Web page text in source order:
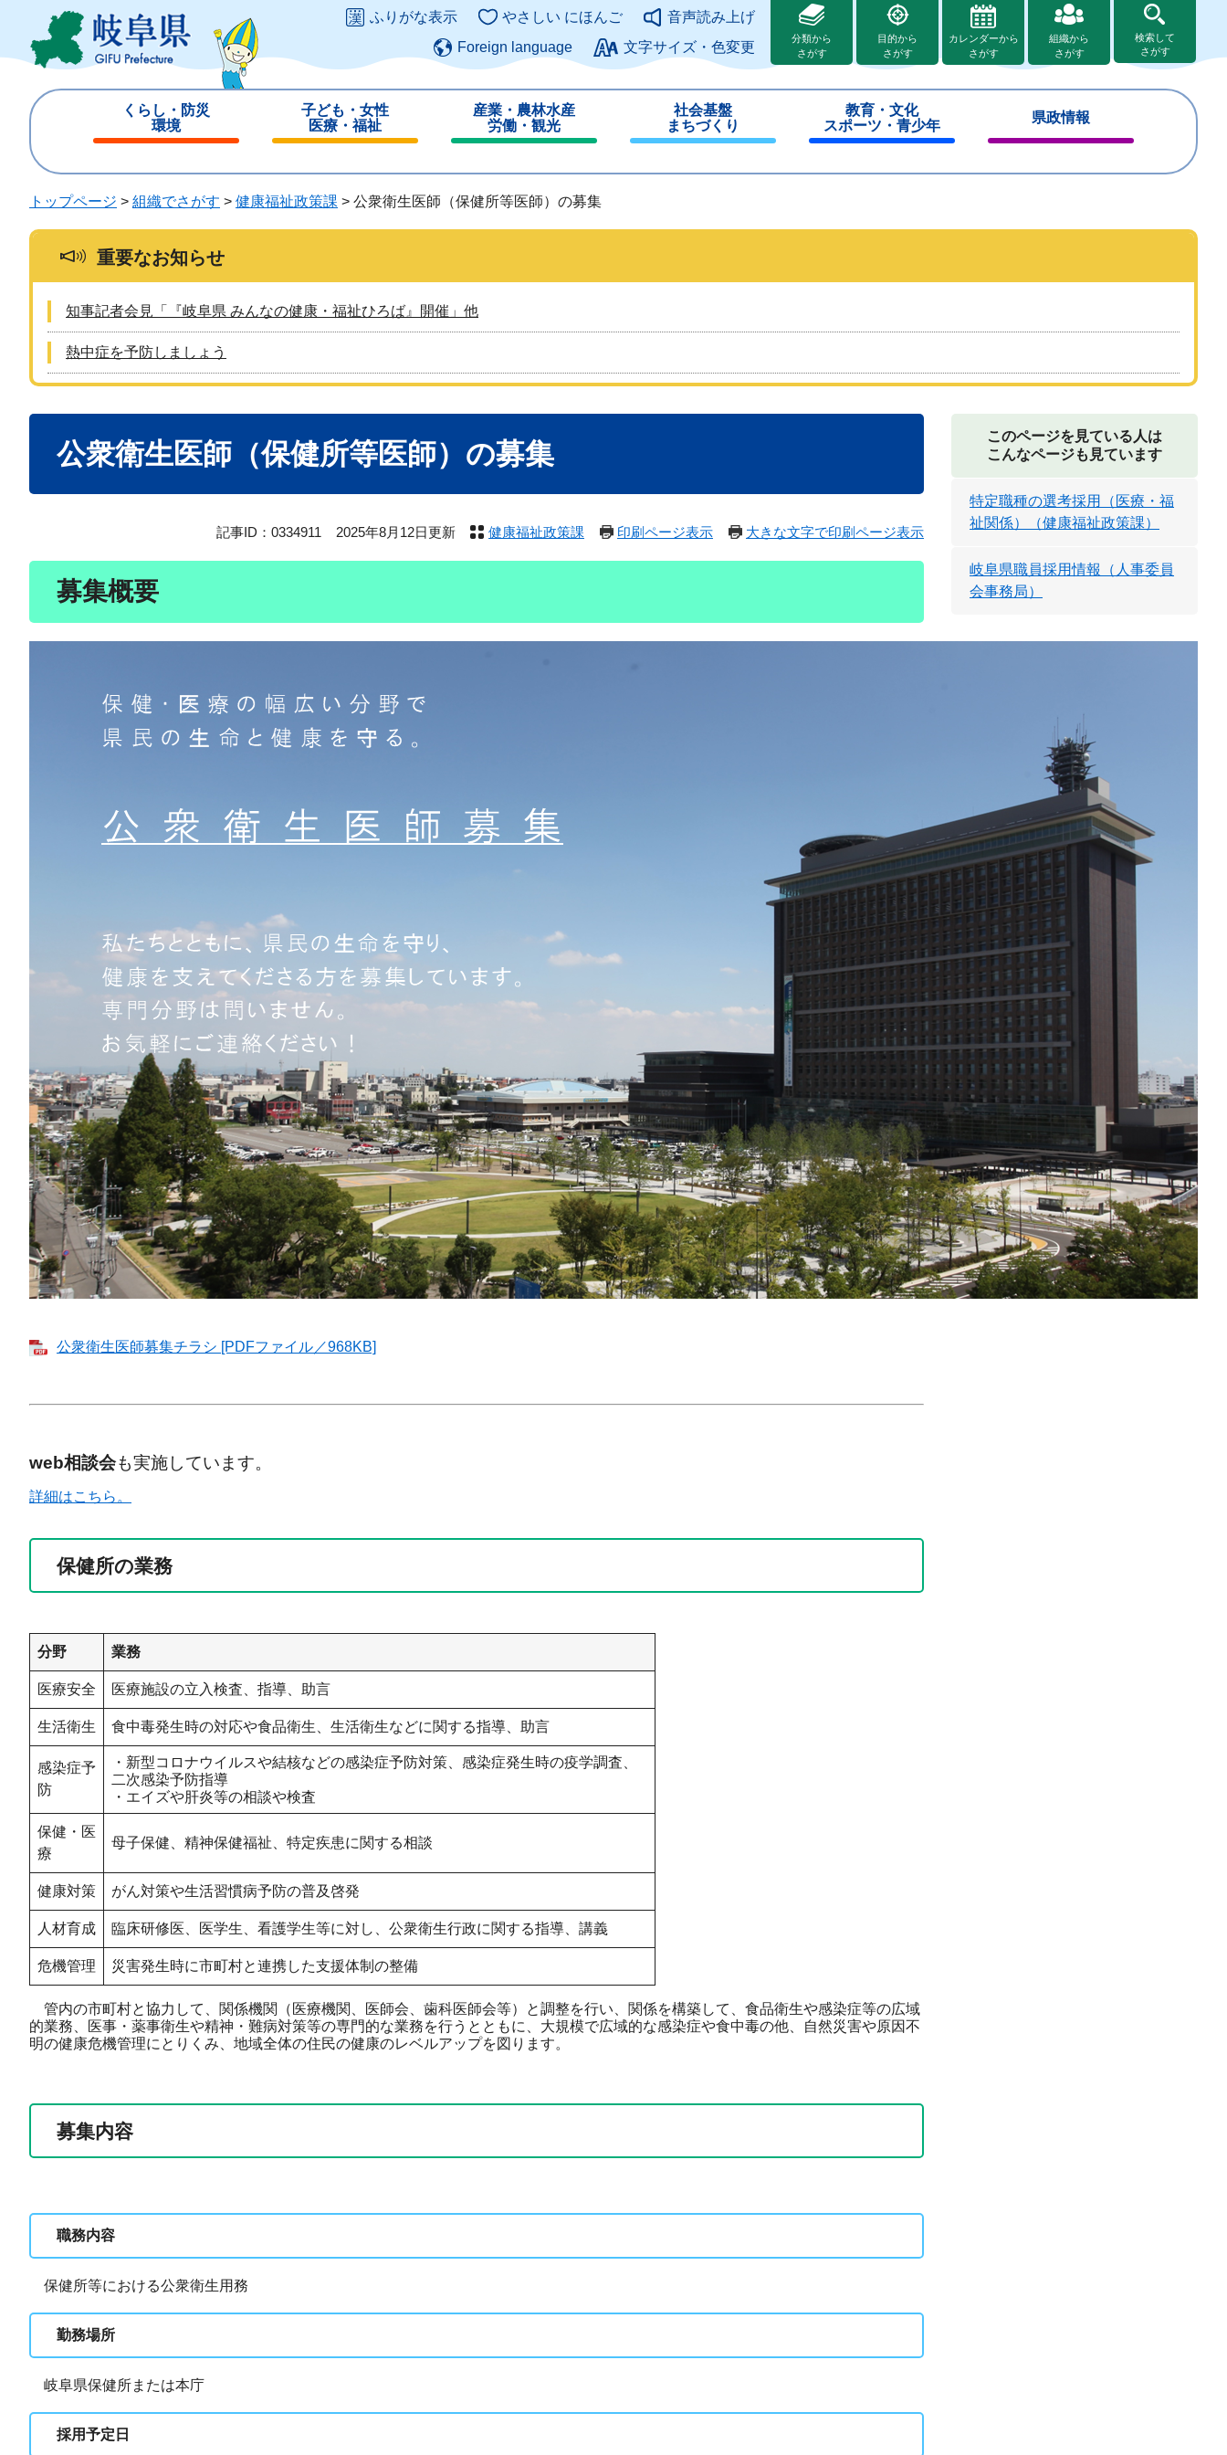
ジ
ュ
このページの本文へ
ふりがな表示 やさしい にほんご
音声読み上げ
Foreign language
文字サイズ・色変更
分類から
さがす
目的から
さがす
カレンダーから
さがす
組織から
さがす
検索して
さがす
くらし・防災
環境
じ
子ども・女性
医療・福祉
じ
る
産業・農林水産
労働・観光
じ
る
社会基盤
まちづくり
じ
教育・文化
スポーツ・青少年
じ
県政情報
じ
トップページ > 組織でさがす > 健康福祉政策課 > 公衆衛生医師（保健所等医師）の募集
重要なお知らせ
知事記者会見「『岐阜県 みんなの健康・福祉ひろば』開催」他
熱中症を予防しましょう
公衆衛生医師（保健所等医師）の募集
記事ID：0334911 2025年8月12日更新 健康福祉政策課 印刷ページ表示 大きな文字で印刷ページ表示
募集概要
公衆衛生医師募集チラシ [PDFファイル／968KB]
web相談会も実施しています。
詳細はこちら。
保健所の業務
分野 業務
医療安全 医療施設の立入検査、指導、助言
生活衛生 食中毒発生時の対応や食品衛生、生活衛生などに関する指導、助言
感染症予
防
・新型コロナウイルスや結核などの感染症予防対策、感染症発生時の疫学調査、
二次感染予防指導
​・エイズや肝炎等の相談や検査
保健・医
療
母子保健、精神保健福祉、特定疾患に関する相談
健康対策 がん対策や生活習慣病予防の普及啓発
人材育成 臨床研修医、医学生、看護学生等に対し、公衆衛生行政に関する指導、講義
危機管理 災害発生時に市町村と連携した支援体制の整備
管内の市町村と協力して、関係機関（医療機関、医師会、歯科医師会等）と調整を行い、関係を構築して、食品衛生や感染症等の広域
的業務、医事・薬事衛生や精神・難病対策等の専門的な業務を行うとともに、大規模で広域的な感染症や食中毒の他、自然災害や原因不
明の健康危機管理にとりくみ、地域全体の住民の健康のレベルアップを図ります。
募集内容
職務内容
保健所等における公衆衛生用務
勤務場所
岐阜県保健所または本庁
採用予定日
このページを見ている人は
こんなページも見ています
特定職種の選考採用（医療・福
祉関係）（健康福祉政策課）
岐阜県職員採用情報（人事委員
会事務局）